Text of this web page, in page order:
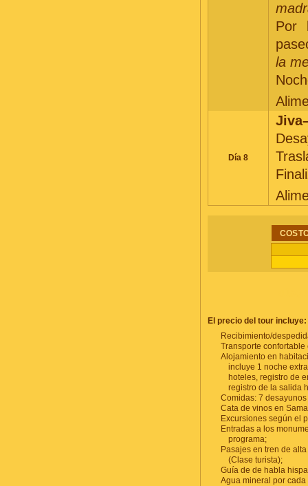
Por
la
Día 8
El precio del tour incluye:
Recibimiento/
Transporte
Alojamiento en
incluye 1 noche
hoteles, registro de
registro de la salida
Comidas: 7
Cata de vinos en
Excursiones según el
Entradas a los
programa;
Pasajes en tren de
(Clase turista);
Guía de de habla
Agua mineral por